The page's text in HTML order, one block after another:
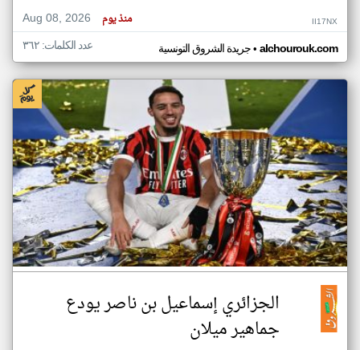
Aug 08, 2026
منذ يوم II17NX
جريدة الشروق التونسية• alchourouk.com عدد الكلمات: ٣٦٢
الجزائري إسماعيل بن ناصر يودع
جماهير ميلان